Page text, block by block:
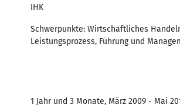
IHK
Schwerpunkte: Wirtschaftliches
Leistungsprozess, Führung und
1 Jahr und 3 Monate, März 2009 - Mai